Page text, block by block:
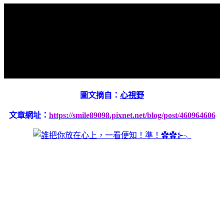
圖文摘自： 心視野
文章網址： https://smile89098.pixnet.net/blog/post/460964606